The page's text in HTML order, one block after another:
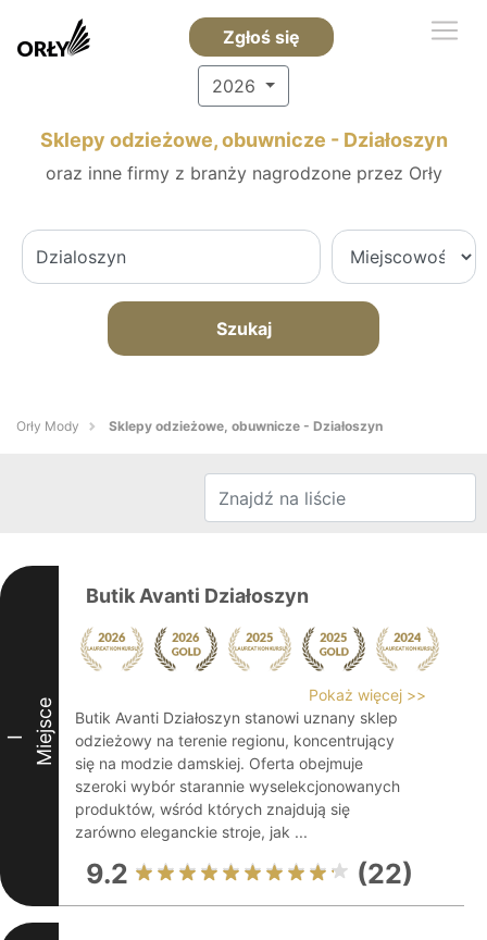
Zgłoś się
2026
Sklepy odzieżowe, obuwnicze - Działoszyn
oraz inne firmy z branży nagrodzone przez Orły
Szukaj
Orły Mody Sklepy odzieżowe, obuwnicze - Działoszyn
I Miejsce
Butik Avanti Działoszyn
Pokaż więcej >>
Butik Avanti Działoszyn stanowi uznany sklep
odzieżowy na terenie regionu, koncentrujący
się na modzie damskiej. Oferta obejmuje
szeroki wybór starannie wyselekcjonowanych
produktów, wśród których znajdują się
zarówno eleganckie stroje, jak ...
9.2 (22)